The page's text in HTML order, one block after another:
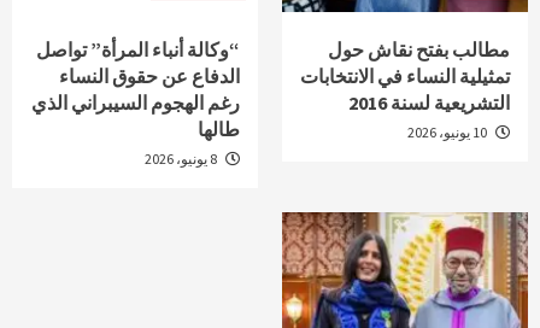
مطالب بفتح نقاش حول
تمثيلية النساء في الانتخابات
التشريعية لسنة 2016
“وكالة أنباء المرأة” تواصل
الدفاع عن حقوق النساء
رغم الهجوم السيبراني الذي
طالها